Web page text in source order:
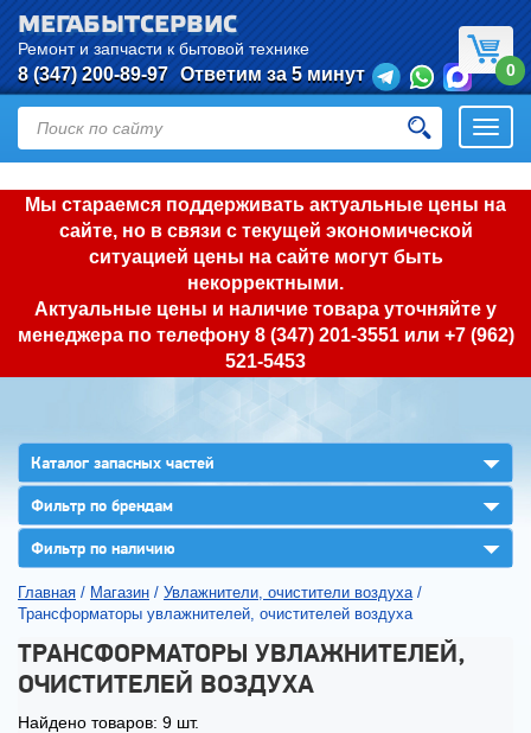
Мы стараемся поддерживать актуальные цены на
сайте, но в связи с текущей экономической
ситуацией цены на сайте могут быть
некорректными.
Актуальные цены и наличие товара уточняйте у
менеджера по телефону 8 (347) 201-3551или +7 (962)
521-5453
МЕГАБЫТСЕРВИС
Ремонт и запчасти к бытовой технике
8 (347) 200-89-97 Ответим за 5 минут 0
Каталог запасных частей ▼
Фильтр по брендам ▼
Фильтр по наличию ▼
Главная / Магазин / Увлажнители, очистители воздуха/
Трансформаторы увлажнителей, очистителей воздуха
ТРАНСФОРМАТОРЫ УВЛАЖНИТЕЛЕЙ,
ОЧИСТИТЕЛЕЙ ВОЗДУХА
Найдено товаров: 9 шт.